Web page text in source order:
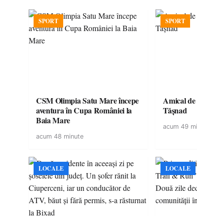
SPORT
CSM Olimpia Satu Mare începe
aventura în Cupa României la
Baia Mare
acum 48 minute
SPORT
Amical
Tășnad
acum 49
LOCALE LOCALE